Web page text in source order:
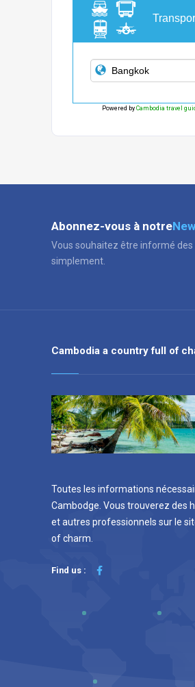
Powered by Cambodia travel
Abonnez-vous à notre
Vous souhaitez être informé
simplement.
Cambodia a country full of
Toutes les informations
Cambodge. Vous trouverez des
et autres professionnels sur le
of charm.
Find us :